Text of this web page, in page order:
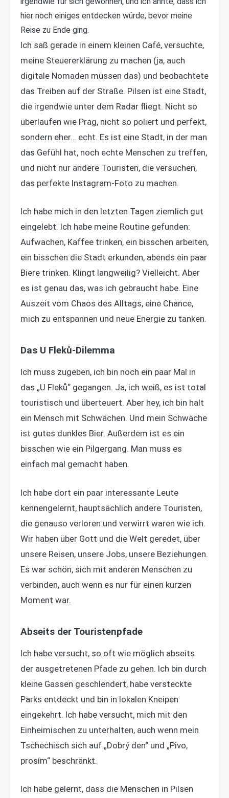
hier noch einiges entdecken würde, bevor meine
Reise zu Ende ging.
Ich saß gerade in einem kleinen Café, versuchte,
meine Steuererklärung zu machen (ja, auch
digitale Nomaden müssen das) und beobachtete
das Treiben auf der Straße. Pilsen ist eine Stadt,
die irgendwie unter dem Radar fliegt. Nicht so
überlaufen wie Prag, nicht so poliert und perfekt,
sondern eher… echt. Es ist eine Stadt, in der man
das Gefühl hat, noch echte Menschen zu treffen,
und nicht nur andere Touristen, die versuchen,
das perfekte Instagram-Foto zu machen.
Ich habe mich in den letzten Tagen ziemlich gut
eingelebt. Ich habe meine Routine gefunden:
Aufwachen, Kaffee trinken, ein bisschen arbeiten,
ein bisschen die Stadt erkunden, abends ein paar
Biere trinken. Klingt langweilig? Vielleicht. Aber
es ist genau das, was ich gebraucht habe. Eine
Auszeit vom Chaos des Alltags, eine Chance,
mich zu entspannen und neue Energie zu tanken.
Das U Fleků-Dilemma
Ich muss zugeben, ich bin noch ein paar Mal in
das „U Fleků“ gegangen. Ja, ich weiß, es ist total
touristisch und überteuert. Aber hey, ich bin halt
ein Mensch mit Schwächen. Und mein Schwäche
ist gutes dunkles Bier. Außerdem ist es ein
bisschen wie ein Pilgergang. Man muss es
einfach mal gemacht haben.
Ich habe dort ein paar interessante Leute
kennengelernt, hauptsächlich andere Touristen,
die genauso verloren und verwirrt waren wie ich.
Wir haben über Gott und die Welt geredet, über
unsere Reisen, unsere Jobs, unsere Beziehungen.
Es war schön, sich mit anderen Menschen zu
verbinden, auch wenn es nur für einen kurzen
Moment war.
Abseits der Touristenpfade
Ich habe versucht, so oft wie möglich abseits
der ausgetretenen Pfade zu gehen. Ich bin durch
kleine Gassen geschlendert, habe versteckte
Parks entdeckt und bin in lokalen Kneipen
eingekehrt. Ich habe versucht, mich mit den
Einheimischen zu unterhalten, auch wenn mein
Tschechisch sich auf „Dobrý den“ und „Pivo,
prosím“ beschränkt.
Ich habe gelernt, dass die Menschen in Pilsen